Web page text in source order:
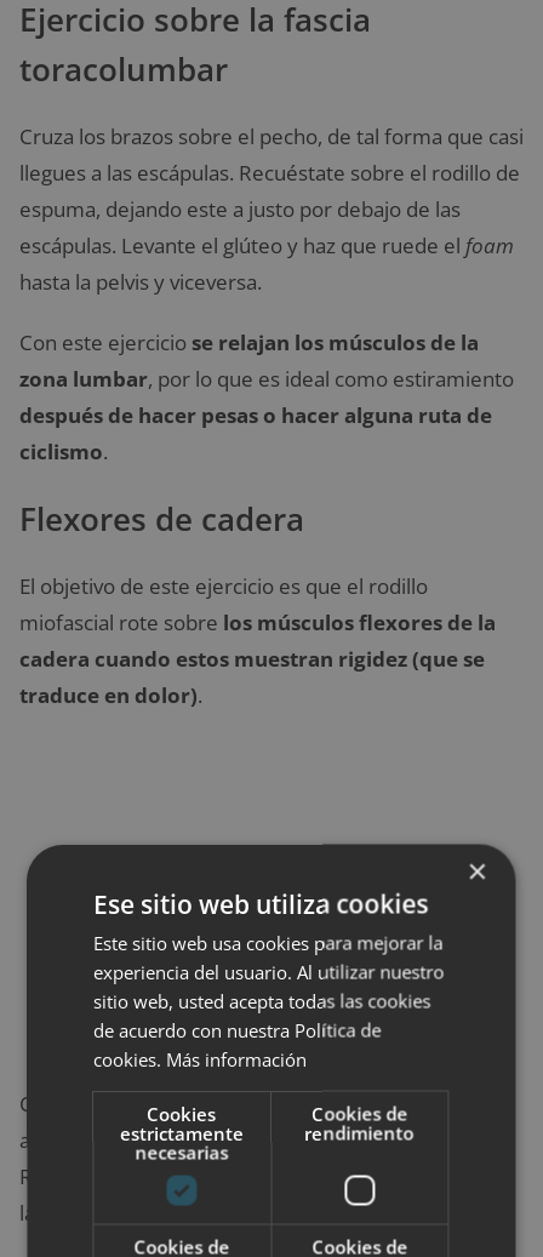
Ejercicio sobre la fascia
toracolumbar
Cruza los brazos sobre el pecho, de tal forma que casi
llegues a las escápulas. Recuéstate sobre el rodillo de
espuma, dejando este a justo por debajo de las
escápulas. Levante el glúteo y haz que ruede el foam
hasta la pelvis y viceversa.
Con este ejercicio se relajan los músculos de la
zona lumbar, por lo que es ideal como estiramiento
después de hacer pesas o hacer alguna ruta de
ciclismo.
Flexores de cadera
El objetivo de este ejercicio es que el rodillo
miofascial rote sobre los músculos flexores de la
cadera cuando estos muestran rigidez (que se
traduce en dolor).
Coloca el foam roller
perpendicular al cuerpo, y
apóyate sobre él con los flexores de la cadera.
Realiza leves movimientos hacia adelante y atrás en
la postura tradicional de las planchas.
×
Ese sitio web utiliza cookies
Este sitio web usa cookies para mejorar la
experiencia del usuario. Al utilizar nuestro
sitio web, usted acepta todas las cookies
de acuerdo con nuestra Política de
cookies. Más información
Cookies
estrictamente
necesarias
Cookies de
rendimiento
Cookies de
Cookies de